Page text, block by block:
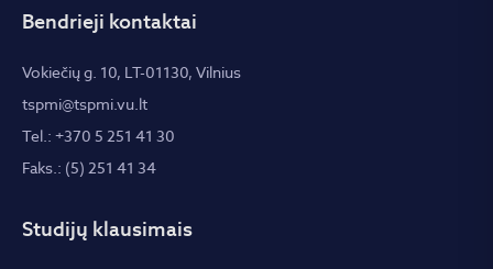
Bendrieji kontaktai
Vokiečių g. 10, LT-01130, Vilnius
tspmi@tspmi.vu.lt
Tel.: +370 5 251 41 30
Faks.: (5) 251 41 34
Studijų klausimais